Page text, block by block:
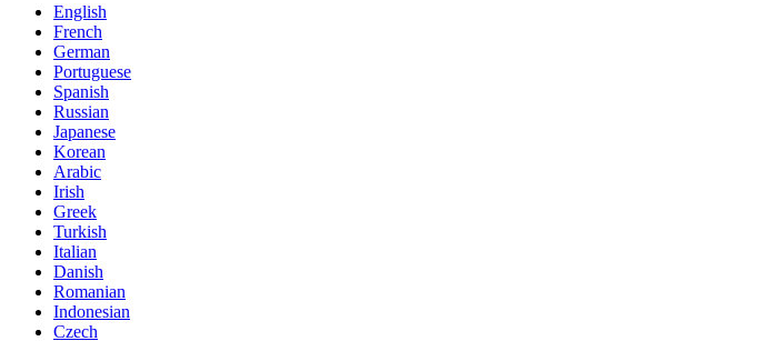
English
French
German
Portuguese
Spanish
Russian
Japanese
Korean
Arabic
Irish
Greek
Turkish
Italian
Danish
Romanian
Indonesian
Czech